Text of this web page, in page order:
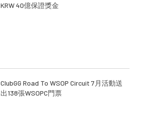
KRW 40億保證獎金
ClubGG Road To WSOP Circuit 7月活動送
出138張WSOPC門票